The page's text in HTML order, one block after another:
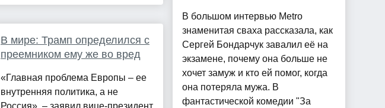
В мире: Трамп определился с
преемником ему же во вред
«Главная проблема Европы – ее
внутренняя политика, а не
В большом интервью Metro
знаменитая сваха рассказала, как
Сергей Бондарчук завалил её на
экзамене, почему она больше не
хочет замуж и кто ей помог, когда
она потеряла мужа. В
фантастической комедии "За